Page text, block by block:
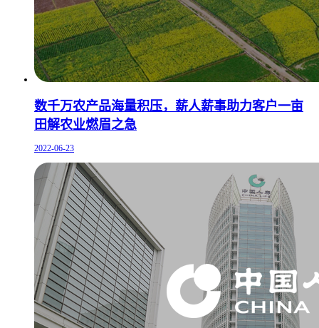
数千万农产品海量积压，薪人薪事助力客户一亩
田解农业燃眉之急
2022-06-23